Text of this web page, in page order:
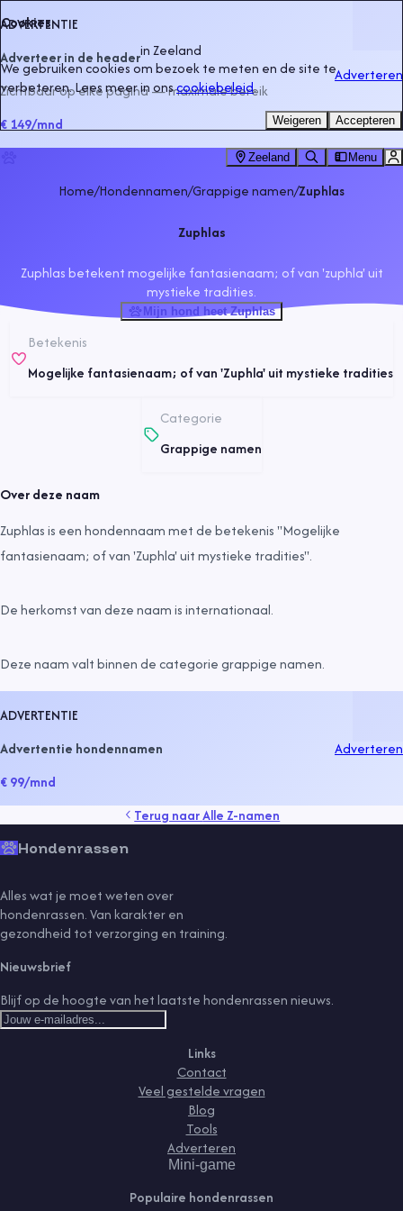
ADVERTENTIE
Adverteer in de headerinZeeland
Zichtbaar op elke pagina — maximale bereik
€ 149/mnd
Adverteren
Zeeland Menu
Home/Hondennamen/Grappige namen/Zuphlas
Zuphlas
Zuphlas betekent mogelijke fantasienaam; of van 'zuphla' uit
mystieke tradities.
Mijn hond heet Zuphlas
Betekenis
Mogelijke fantasienaam; of van 'Zuphla' uit mystieke tradities
Categorie
Grappige namen
Over deze naam
Zuphlas is een hondennaam met de betekenis "Mogelijke
fantasienaam; of van 'Zuphla' uit mystieke tradities".
De herkomst van deze naam isinternationaal.
Deze naam valt binnen de categoriegrappige namen.
ADVERTENTIE
Advertentie hondennamen
€ 99/mnd
Adverteren
Terug naarAlle Z-namen
Hondenrassen
Alles wat je moet weten over
hondenrassen. Van karakter en
gezondheid tot verzorging en training.
Nieuwsbrief
Blijf op de hoogte van het laatste hondenrassen nieuws.
Links
Contact
Veel gestelde vragen
Blog
Tools
Adverteren
Mini-game
Populaire hondenrassen
Cookies
We gebruiken cookies om bezoek te meten en de site te
verbeteren. Lees meer in onscookiebeleid.
Weigeren Accepteren